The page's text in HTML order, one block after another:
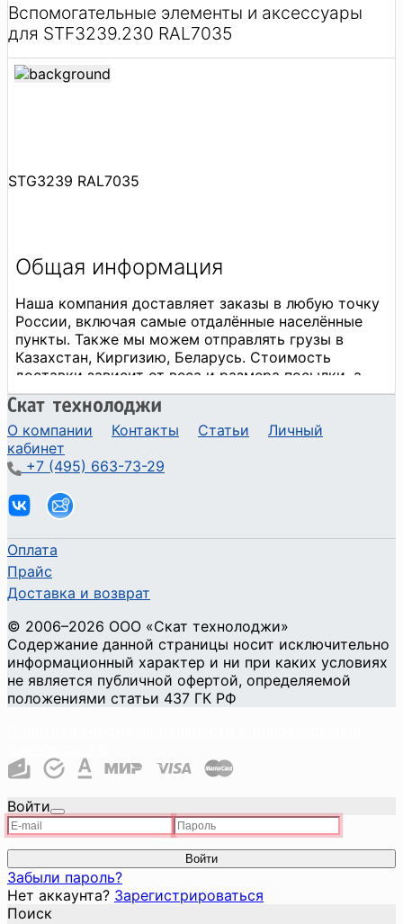
Вспомогательные элементы и аксессуары
для STF3239.230 RAL7035
STG3239 RAL7035
О компании Контакты Статьи
Личный
кабинет
+7 (495) 663-73-29
Оплата
Прайс
Доставка и возврат
© 2006–2026 ООО «Скат технолоджи»
Содержание данной страницы носит исключительно
информационный характер и ни при каких условиях
не является публичной офертой, определяемой
положениями статьи 437 ГК РФ
Войти
Войти
Забыли пароль?
Нет аккаунта? Зарегистрироваться
Поиск